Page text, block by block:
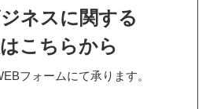
ネスに関する
こちらから
フォームにて承ります。